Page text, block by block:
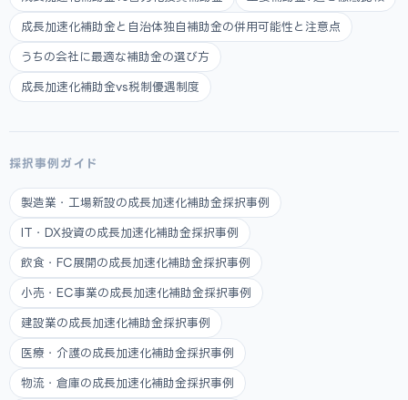
成長加速化補助金と自治体独自補助金の併用可能性と注意点
うちの会社に最適な補助金の選び方
成長加速化補助金vs税制優遇制度
採択事例ガイド
製造業・工場新設の成長加速化補助金採択事例
IT・DX投資の成長加速化補助金採択事例
飲食・FC展開の成長加速化補助金採択事例
小売・EC事業の成長加速化補助金採択事例
建設業の成長加速化補助金採択事例
医療・介護の成長加速化補助金採択事例
物流・倉庫の成長加速化補助金採択事例